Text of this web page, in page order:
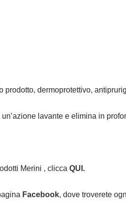
prodotto, dermoprotettivo,
lavante e elimina in
Merini , clicca QUI .
Facebook, dove troverete